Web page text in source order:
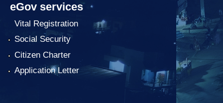
eGov services
Vital Registration
Social Security
Citizen Charter
Application Letter